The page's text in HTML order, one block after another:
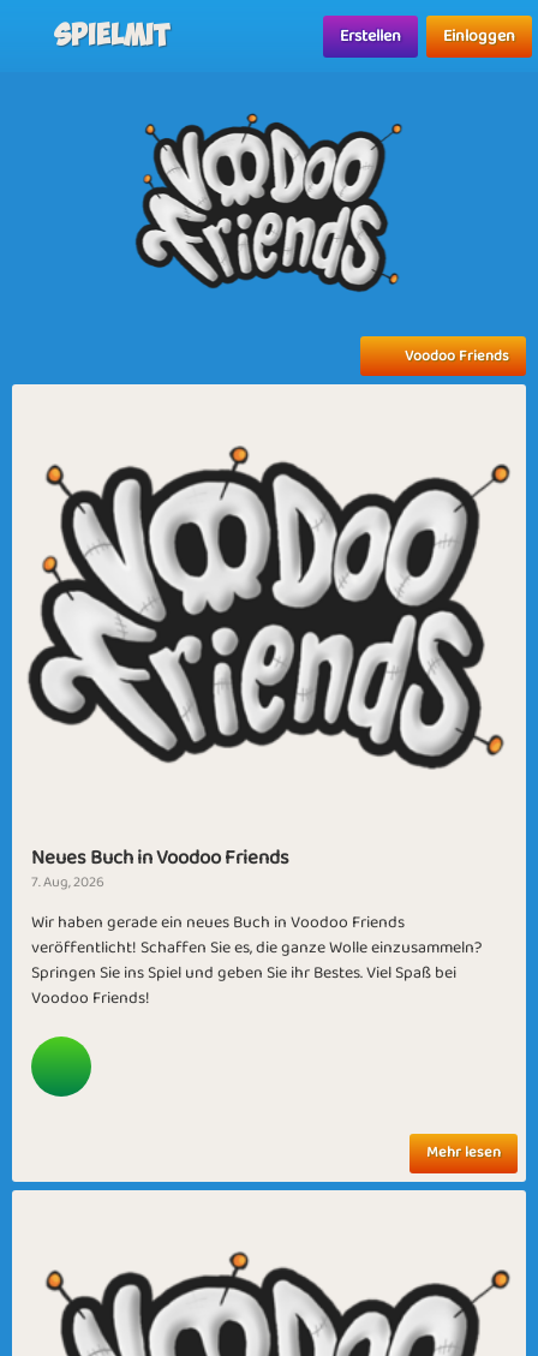
Spielmit Erstellen Einloggen
Voodoo Friends
Neues Buch in Voodoo Friends
7. Aug, 2026
Wir haben gerade ein neues Buch in Voodoo Friends
veröffentlicht! Schaffen Sie es, die ganze Wolle einzusammeln?
Springen Sie ins Spiel und geben Sie ihr Bestes. Viel Spaß bei
Voodoo Friends!
Mehr lesen